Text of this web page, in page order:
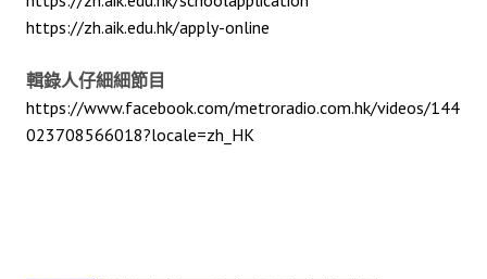
https://zh.aik.edu.hk/apply-online
輯錄人仔細細節目
https://www.facebook.com/metroradio.com.hk/videos/144
023708566018?locale=zh_HK